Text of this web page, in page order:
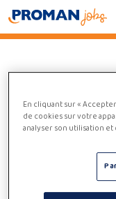
We're having
refresh the
En cliquant sur «
de cookies sur votre
analyser son utilisation